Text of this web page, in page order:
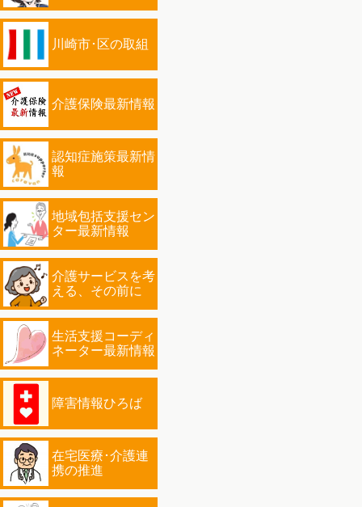
川崎市･区の取組
介護保険最新情報
認知症施策最新情
報
地域包括支援セン
ター最新情報
介護サービスを考
える、その前に
生活支援コーディ
ネーター最新情報
障害情報ひろば
在宅医療･介護連
携の推進